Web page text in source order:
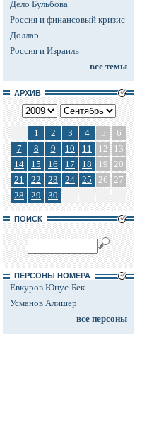
Дело Бульбова
Россия и финансовый кризис
Доллар
Россия и Израиль
все темы
АРХИВ
1 2 3 4 5
6
7
8 9 10 11 12
13
14
15 16 17 18 19 20
21
22 23 24 25 26 27
28
29 30
ПОИСК
ПЕРСОНЫ НОМЕРА
Евкуров Юнус-Бек
Усманов Алишер
все персоны